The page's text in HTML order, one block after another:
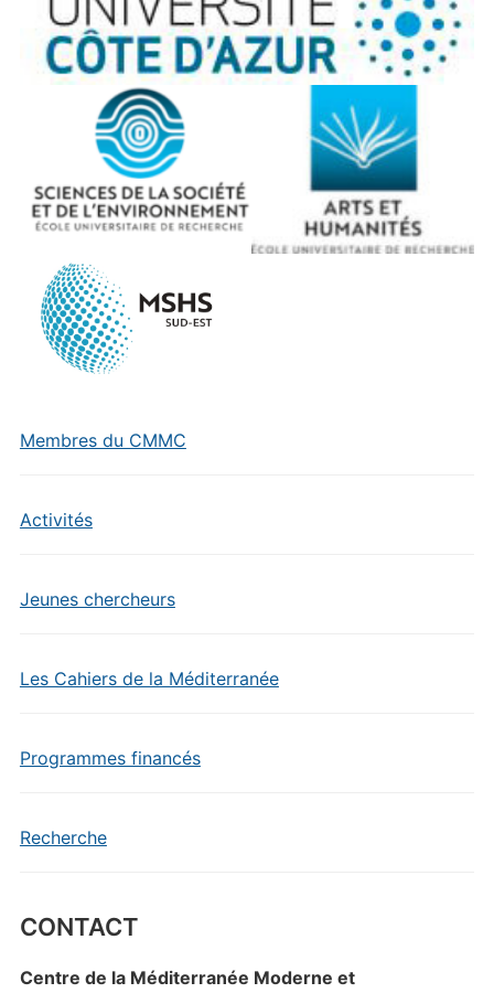
Membres du CMMC
Activités
Jeunes chercheurs
Les Cahiers de la Méditerranée
Programmes financés
Recherche
CONTACT
Centre de la Méditerranée Moderne et